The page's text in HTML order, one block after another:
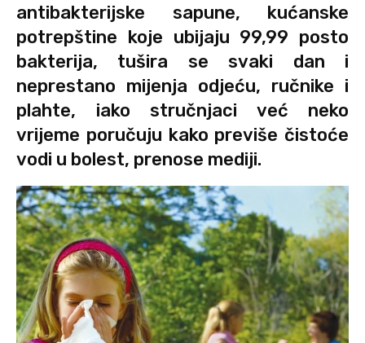
antibakterijske sapune, kućanske
potrepštine koje ubijaju 99,99 posto
bakterija, tušira se svaki dan i
neprestano mijenja odjeću, ručnike i
plahte, iako stručnjaci već neko
vrijeme poručuju kako previše čistoće
vodi u bolest, prenose mediji.